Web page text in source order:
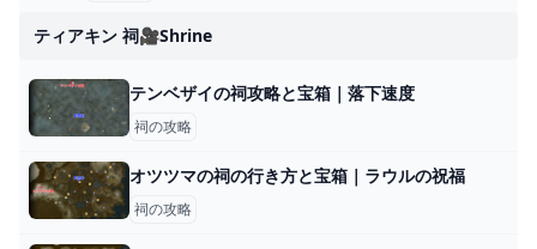
ティアキン 祠🎥shrine
テンベザイの祠攻略と宝箱｜落下速度
祠の攻略
オツツマの祠の行き方と宝箱｜ラウルの祝福
祠の攻略